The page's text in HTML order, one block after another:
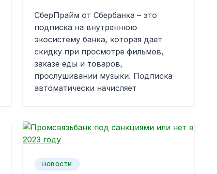
СберПрайм от Сбербанка – это
подписка на внутреннюю
экосистему банка, которая дает
скидку при просмотре фильмов,
заказе еды и товаров,
прослушивании музыки. Подписка
автоматически начисляет
НОВОСТИ